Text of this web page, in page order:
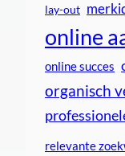
lay-out
online
online succes
organisch
relevante